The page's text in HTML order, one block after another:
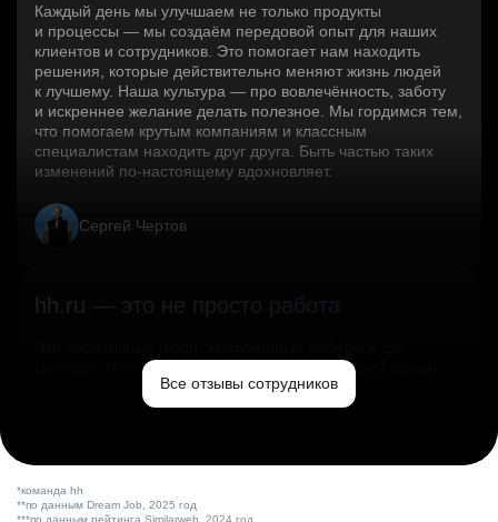
Каждый день мы улучшаем не только продукты
и процессы — мы создаём передовой опыт для наших
клиентов и сотрудников. Это помогает нам находить
решения, которые действительно меняют жизнь людей
к лучшему. Наша культура — про вовлечённость, заботу
и искреннее желание делать полезное. Мы гордимся тем,
что помогаем крутым компаниям и классным
специалистам находить друг друга. Быть частью таких
изменений по‑настоящему вдохновляет.
Сергей Чертов
hh.ru — это не просто работа
свободы. Мы помогаем миру и создаём лучший сервис
по поиску работы в стране.Все отзывы сотрудников
*команда hh
**по данным Dream Job, 2025 год
***по данным рейтинга Similarweb, 2024 год